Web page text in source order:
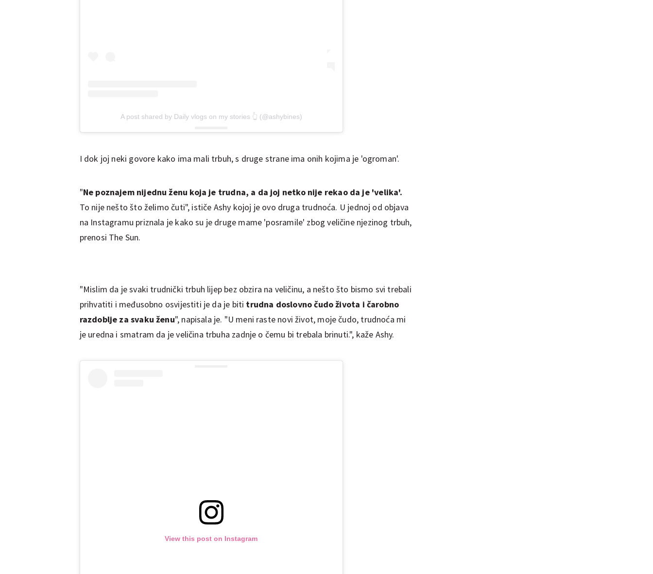
A post shared by Daily vlogs on my stories 👆 (@ashybines)
I dok joj neki govore kako ima mali trbuh, s druge strane ima onih kojima je 'ogroman'.
"Ne poznajem nijednu ženu koja je trudna, a da joj netko nije rekao da je 'velika'.
To nije nešto što želimo čuti", ističe Ashy kojoj je ovo druga trudnoća. U jednoj od objava
na Instagramu priznala je kako su je druge mame 'posramile' zbog veličine njezinog trbuh,
prenosi The Sun.
"Mislim da je svaki trudnički trbuh lijep bez obzira na veličinu, a nešto što bismo svi trebali
prihvatiti i međusobno osvijestiti je da je biti trudna doslovno čudo života i čarobno
razdoblje za svaku ženu", napisala je. "U meni raste novi život, moje čudo, trudnoća mi
je uredna i smatram da je veličina trbuha zadnje o čemu bi trebala brinuti.", kaže Ashy.
View this post on Instagram